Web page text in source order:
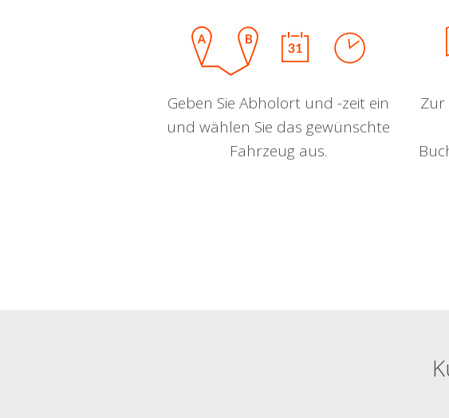
Geben Sie Abholort und -zeit ein
und wählen Sie das gewünschte
Fahrzeug aus.
Zur